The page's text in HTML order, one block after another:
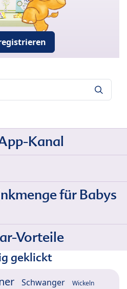
Kanal
für Babys
Vorteile
geklickt
Schwanger Wickeln